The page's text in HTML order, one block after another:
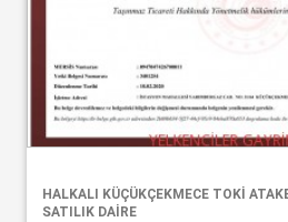
HALKALI KÜÇÜKÇEKMECE TOKİ
SATILIK DAİRE